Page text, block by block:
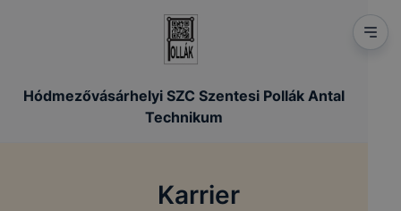
Hódmezővásárhelyi SZC Szentesi Pollák Antal
Technikum
Karrier